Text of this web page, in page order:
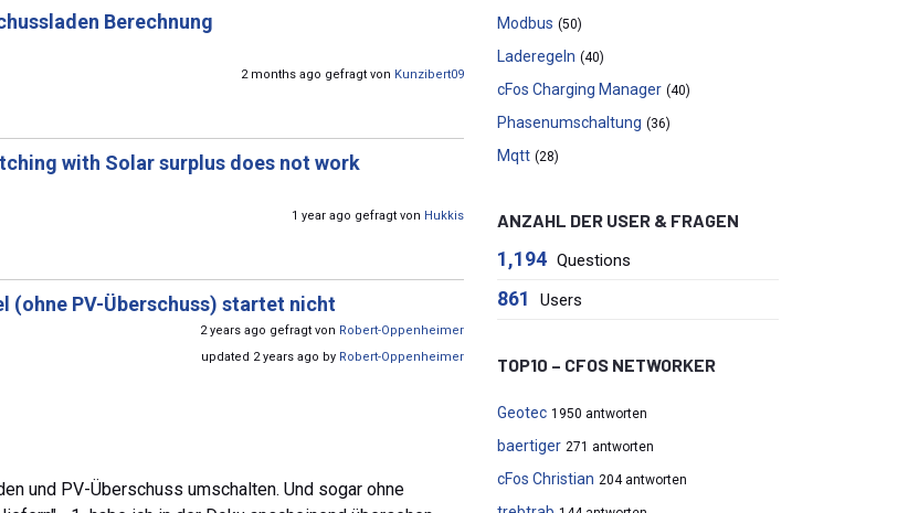
Berechnung
2 months ago gefragt von Kunzibert09
with Solar surplus does not work
1 year ago gefragt von Hukkis
(ohne PV-Überschuss) startet nicht
2 years ago gefragt von Robert-Oppenheimer
updated 2 years ago by Robert-Oppenheimer
und PV-Überschuss umschalten. Und sogar ohne
Modbus (50)
Laderegeln (40)
cFos Charging Manager (40)
Phasenumschaltung (36)
Mqtt (28)
ANZAHL DER USER & FRAGEN
1,194 Questions
861 Users
TOP10 – CFOS NETWORKER
Geotec 1950 antworten
baertiger 271 antworten
cFos Christian 204 antworten